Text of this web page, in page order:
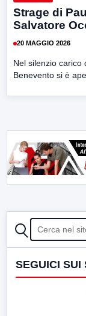
Strage di
Salvatore
20 MAGGIO 2026
Nel silenzio carico
Benevento si è
CERCA
SEGUICI SUI